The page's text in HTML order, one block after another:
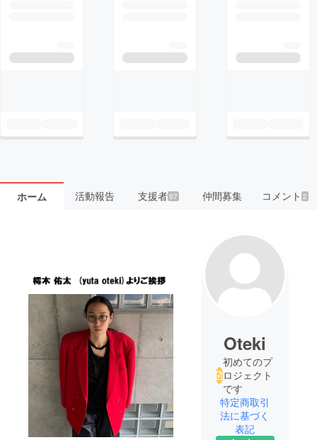
ホーム 活動報告 支援者97 仲間募集 コメント 2
Oteki
初めてのプ
ロジェクト
です
特定商取引
法に基づく
表記